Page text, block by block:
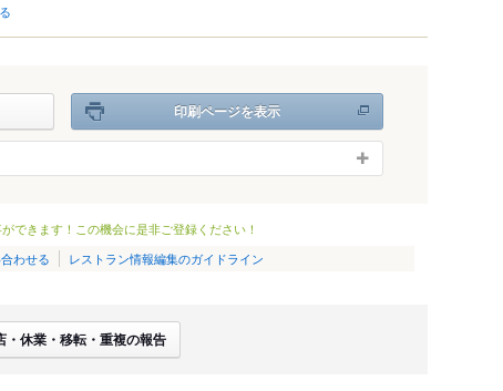
印刷ページを表示
できます！この機会に是非ご登録ください！
わせる レストラン情報編集のガイドライン
・休業・移転・重複の報告